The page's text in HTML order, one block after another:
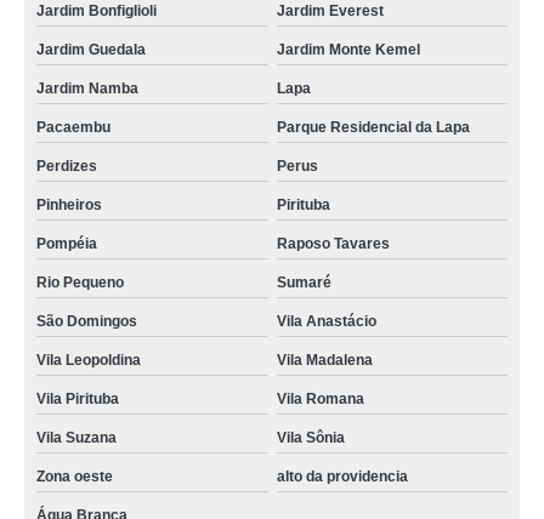
kit lanche festa infantil preço Pari
kit lanche para festa infantil Parque Ypê
quem faz kit de lanche para festa infantil Vila Nova Conceição
encomendar kit de doces para festa infantil Brás
kit para festa infantil Jardim Clímax
kits lanches festa infantil Água Espraiada
encomendar kit lanche festa infantil Jaraguá
quem faz kit doces para festa infantil Avenida Miguel Yunes
kit doces festa infantil Caiubi
Jardim Bonfiglioli Jardim Everest
Jardim Guedala Jardim Monte Kemel
Jardim Namba Lapa
Pacaembu Parque Residencial da Lapa
Perdizes Perus
Pinheiros Pirituba
Pompéia Raposo Tavares
Rio Pequeno Sumaré
São Domingos Vila Anastácio
Vila Leopoldina Vila Madalena
Vila Pirituba Vila Romana
Vila Suzana Vila Sônia
Zona oeste alto da providencia
Água Branca